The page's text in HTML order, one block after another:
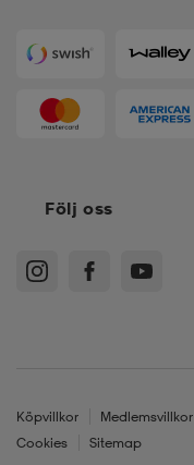
Följ oss
Köpvillkor Medlemsvillkor
Cookies
Sitemap